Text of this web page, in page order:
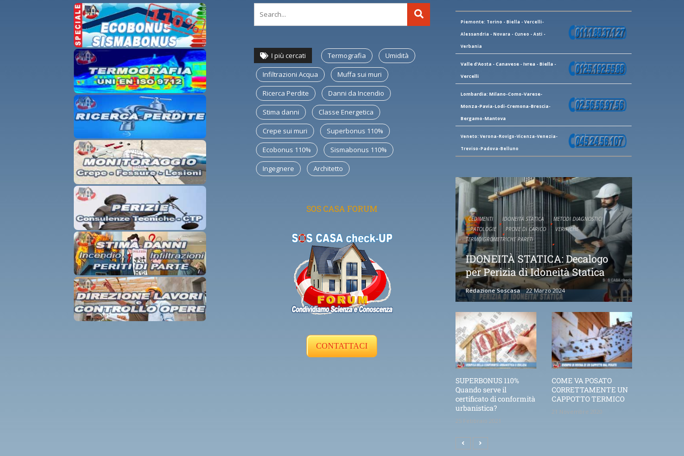
I più cercati Termografia Umidità
Infiltrazioni Acqua Muffa sui muri
Ricerca Perdite Danni da Incendio
Stima danni Classe Energetica
Crepe sui muri Superbonus 110%
Ecobonus 110% Sismabonus 110%
Ingegnere Architetto
SOS CASA FORUM
CONTATTACI
Piemonte: Torino - Biella - Vercelli-
Alessandria - Novara - Cuneo - Asti -
Verbania
Valle d'Aosta - Canavese - Ivrea - Biella -
Vercelli
Lombardia: Milano-Como-Varese-
Monza-Pavia-Lodi-Cremona-Brescia-
Bergamo-Mantova
Veneto: Verona-Rovigo-Vicenza-Venezia-
Treviso-Padova-Belluno
CEDIMENTI IDONEITÀ STATICA
METODI DIAGNOSTICI
PATOLOGIE
PROVE DI CARICO
VERIFICHE
TERMOIGROMETRICHE PARETI
IDONEITÀ STATICA: Decalogo
per Perizia di Idoneità Statica
Redazione Soscasa 22 Marzo 2024
SUPERBONUS 110%
Quando serve il
certificato di conformità
urbanistica?
25 Febbraio 2021
COME VA POSATO
CORRETTAMENTE UN
CAPPOTTO TERMICO
21 Novembre 2020